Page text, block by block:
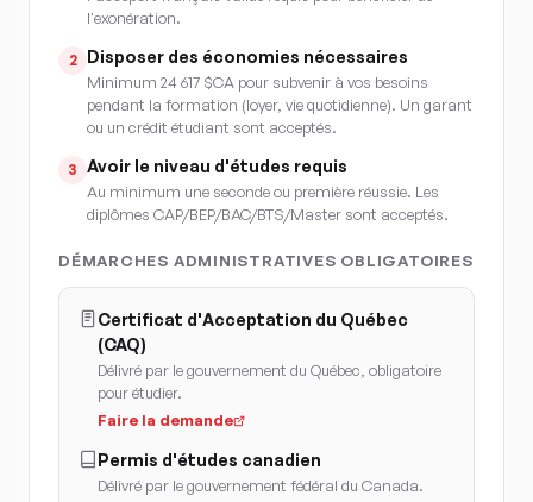
l'exonération.
2 Disposer des économies nécessaires
Minimum 24 617 $CA pour subvenir à vos besoins
pendant la formation (loyer, vie quotidienne). Un garant
ou un crédit étudiant sont acceptés.
3 Avoir le niveau d'études requis
Au minimum une seconde ou première réussie. Les
diplômes CAP/BEP/BAC/BTS/Master sont acceptés.
DÉMARCHES ADMINISTRATIVES OBLIGATOIRES
Certificat d'Acceptation du Québec
(CAQ)
Délivré par le gouvernement du Québec, obligatoire
pour étudier.
Faire la demande
Permis d'études canadien
Délivré par le gouvernement fédéral du Canada.